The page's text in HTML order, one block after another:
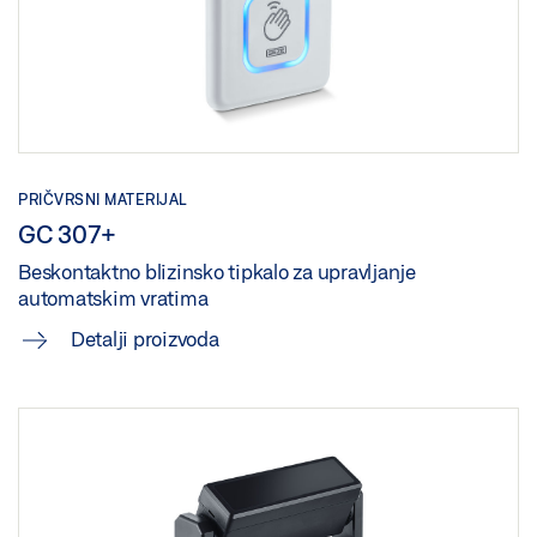
PRIČVRSNI MATERIJAL
GC 307+
Beskontaktno blizinsko tipkalo za upravljanje
automatskim vratima
Detalji proizvoda